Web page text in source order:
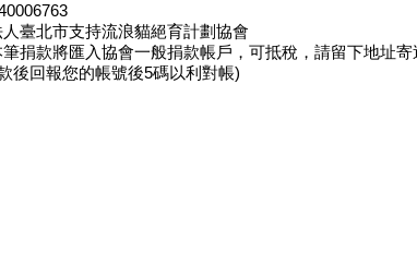
臺北市支持流浪貓絕育計劃協會
捐款將匯入協會一般捐款帳戶，可抵稅，請留下地址寄
後回報您的帳號後5碼以利對帳)